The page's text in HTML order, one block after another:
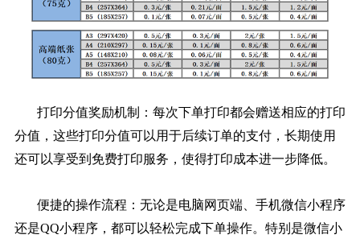
打印分值奖励机制：每次下单打印都会赠送相应的打印
分值，这些打印分值可以用于后续订单的支付，长期使用
还可以享受到免费打印服务，使得打印成本进一步降低。
便捷的操作流程：无论是电脑网页端、手机微信小程序
还是QQ小程序，都可以轻松完成下单操作。特别是微信小